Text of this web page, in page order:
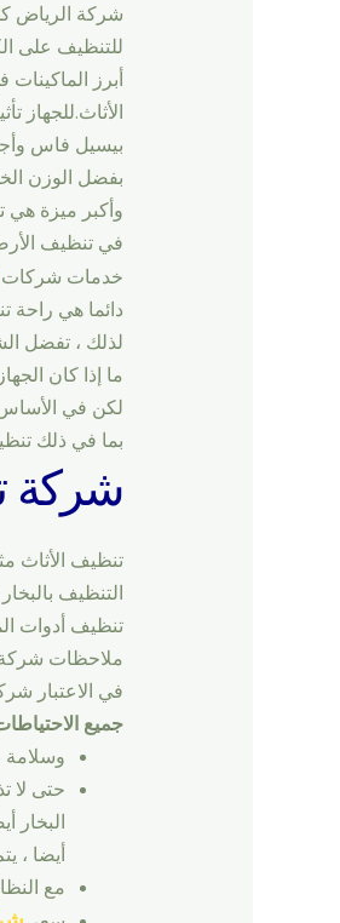
شركة الرياض
للتنظيف على
أبرز
الأثاث.للجهاز
بيسيل فاس
بفضل الوزن
في تنظيف
خدمات شركات
دائما هي راحة
لذلك ، تفضل
ما إذا كان
لكن في الأساس
بما في ذلك
شركة
تنظيف الأثاث
التنظيف
تنظيف أدوات
ملاحظات شركة
في الاعتبار
جميع
وسلامة
حتى لا
البخار
أيضا ،
مع